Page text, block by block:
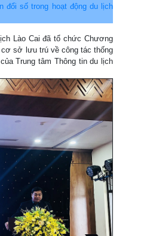
đổi số trong hoạt động du lịch
Lào Cai đã tổ chức Chương
cơ sở lưu trú về công tác thống
Trung tâm Thông tin du lịch